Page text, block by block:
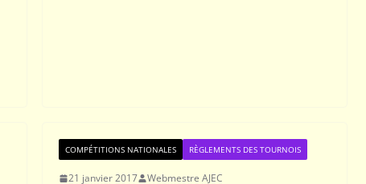
COMPÉTITIONS NATIONALES RÈGLEMENTS DES TOURNOIS
21 janvier 2017 Webmestre AJEC
(Champion